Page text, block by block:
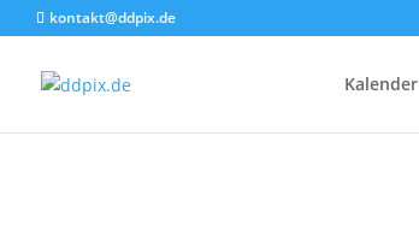
kontakt@ddpix.de
Kalender